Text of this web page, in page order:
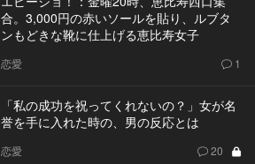
合。3,000円の赤いソールを貼り、ルブタ
ンもどきな靴に仕上げる恵比寿女子
恋愛 1
「私の成功を祝ってくれないの？」女が名
誉を手に入れた時の、男の反応とは
恋愛 20